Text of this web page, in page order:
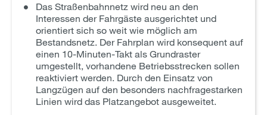
Das Straßenbahnnetz wird neu an den
Interessen der Fahrgäste ausgerichtet und
orientiert sich so weit wie möglich am
Bestandsnetz. Der Fahrplan wird konsequent auf
einen 10-Minuten-Takt als Grundraster
umgestellt, vorhandene Betriebsstrecken sollen
reaktiviert werden. Durch den Einsatz von
Langzügen auf den besonders nachfragestarken
Linien wird das Platzangebot ausgeweitet.